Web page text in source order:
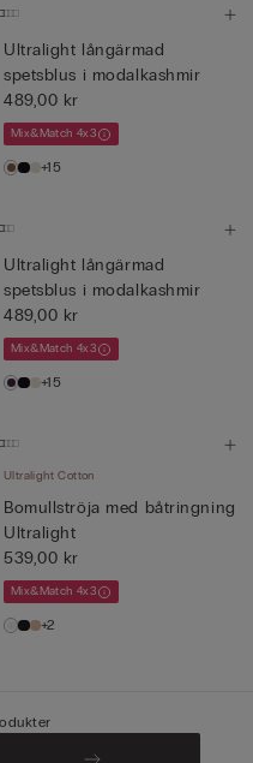
Ultralight långärmad
spetsblus i modalkashmir
489,00 kr
Mix&Match 4x3
+15
Ultralight långärmad
spetsblus i modalkashmir
489,00 kr
Mix&Match 4x3
+15
Ultralight Cotton
Bomullströja med båtringning
Ultralight
539,00 kr
Mix&Match 4x3
+2